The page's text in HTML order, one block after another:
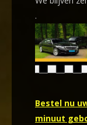
.
Bestel nu
minuut